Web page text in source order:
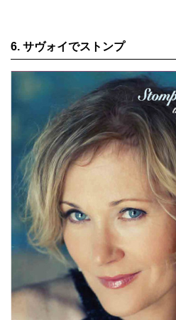
6. サヴォイでストンプ